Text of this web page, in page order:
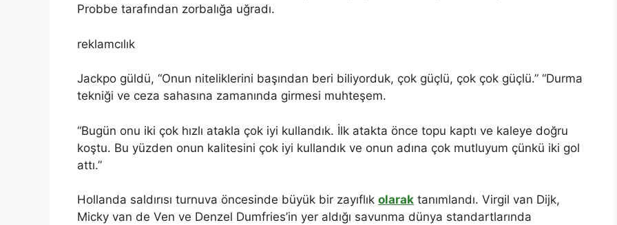
Probbe tarafından zorbalığa uğradı.
reklamcılık
Jackpo güldü, “Onun niteliklerini başından beri biliyorduk, çok güçlü, çok çok güçlü.” “Durma
tekniği ve ceza sahasına zamanında girmesi muhteşem.
“Bugün onu iki çok hızlı atakla çok iyi kullandık. İlk atakta önce topu kaptı ve kaleye doğru
koştu. Bu yüzden onun kalitesini çok iyi kullandık ve onun adına çok mutluyum çünkü iki gol
attı.”
Hollanda saldırısı turnuva öncesinde büyük bir zayıflık olarak tanımlandı. Virgil van Dijk,
Micky van de Ven ve Denzel Dumfries’in yer aldığı savunma dünya standartlarında